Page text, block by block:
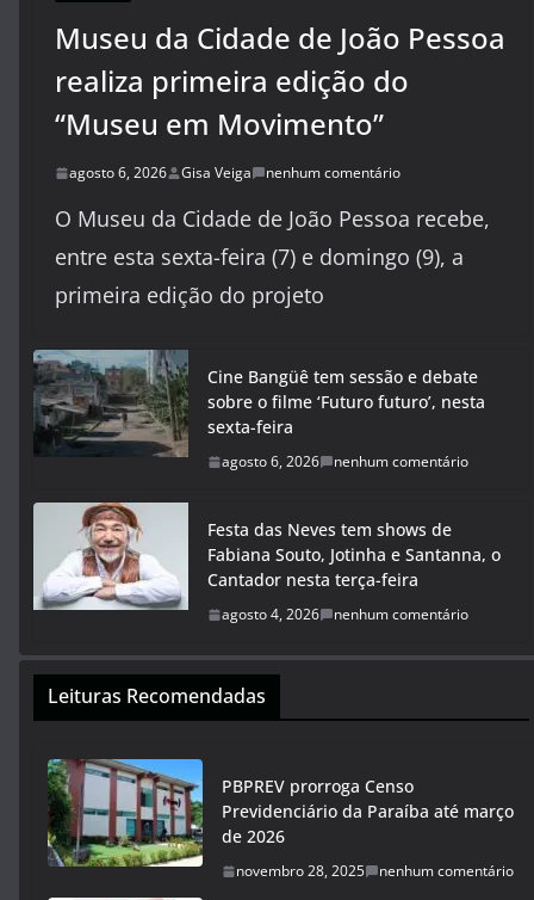
Museu da Cidade de João Pessoa
realiza primeira edição do
“Museu em Movimento”
agosto 6, 2026 Gisa Veiga nenhum comentário
O Museu da Cidade de João Pessoa recebe,
entre esta sexta-feira (7) e domingo (9), a
primeira edição do projeto
Cine Bangüê tem sessão e debate
sobre o filme ‘Futuro futuro’, nesta
sexta-feira
agosto 6, 2026 nenhum comentário
Festa das Neves tem shows de
Fabiana Souto, Jotinha e Santanna, o
Cantador nesta terça-feira
agosto 4, 2026 nenhum comentário
Leituras Recomendadas
PBPREV prorroga Censo
Previdenciário da Paraíba até março
de 2026
novembro 28, 2025 nenhum comentário